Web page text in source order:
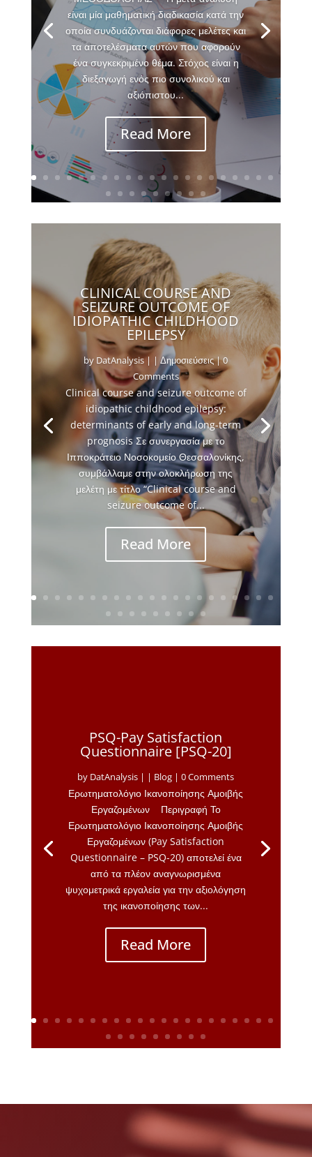
είναι μία μαθηματική διαδικασία κατά την
οποία συνδυάζονται διάφορες μελέτες και
τα αποτελέσματα αυτών που αφορούν
ένα συγκεκριμένο θέμα. Στόχος είναι η
διεξαγωγή ενός πιο συνολικού και
αξιόπιστου...
Read More
CLINICAL COURSE AND
SEIZURE OUTCOME OF
IDIOPATHIC CHILDHOOD
EPILEPSY
by DatAnalysis| |Δημοσιεύσεις| 0
Comments
Clinical course and seizure outcome of
idiopathic childhood epilepsy:
determinants of early and long-term
prognosis Σε συνεργασία με το
Ιπποκράτειο Νοσοκομείο Θεσσαλονίκης,
συμβάλλαμε στην ολοκλήρωση της
μελέτη με τίτλο “Clinical course and
seizure outcome of...
Read More
PSQ-Pay Satisfaction
Questionnaire [PSQ-20]
by DatAnalysis | | Blog | 0 Comments
Ερωτηματολόγιο Ικανοποίησης Αμοιβής
Εργαζομένων Περιγραφή Το
Ερωτηματολόγιο Ικανοποίησης Αμοιβής
Εργαζομένων (Pay Satisfaction
Questionnaire – PSQ-20) αποτελεί ένα
από τα πλέον αναγνωρισμένα
ψυχομετρικά εργαλεία για την αξιολόγηση
της ικανοποίησης των...
Read More